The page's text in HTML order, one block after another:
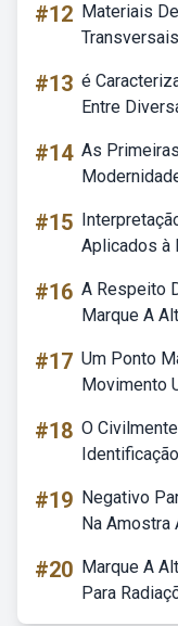
#12 Materiais
#13 é
Entre
#14 As
#15
Aplicados à
#16 A Respeito
Marque A
#17 Um Ponto
Movimento
#18 O
#19 Negativo
Na Amostra
#20 Marque A
Para